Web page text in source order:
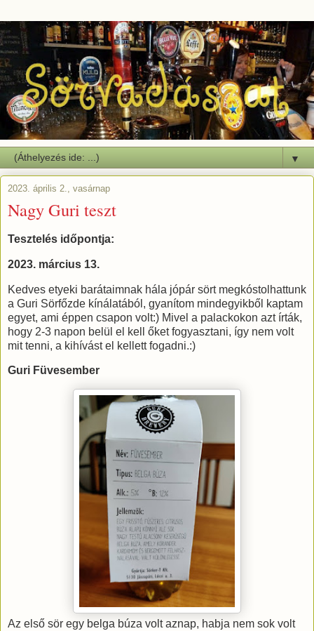
▼
2023. április 2., vasárnap
Nagy Guri teszt
Tesztelés időpontja:
2023. március 13.
Kedves etyeki barátaimnak hála jópár sört megkóstolhattunk
a Guri Sörfőzde kínálatából, gyanítom mindegyikből kaptam
egyet, ami éppen csapon volt:) Mivel a palackokon azt írták,
hogy 2-3 napon belül el kell őket fogyasztani, így nem volt
mit tenni, a kihívást el kellett fogadni.:)
Guri Füvesember
Az első sör egy belga búza volt aznap, habja nem sok volt